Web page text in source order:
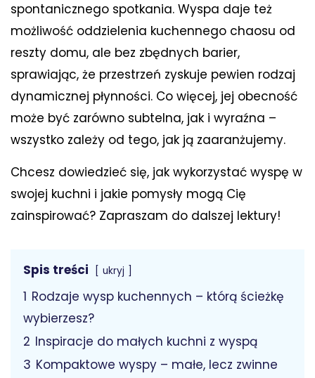
spontanicznego spotkania. Wyspa daje też
możliwość oddzielenia kuchennego chaosu od
reszty domu, ale bez zbędnych barier,
sprawiając, że przestrzeń zyskuje pewien rodzaj
dynamicznej płynności. Co więcej, jej obecność
może być zarówno subtelna, jak i wyraźna –
wszystko zależy od tego, jak ją zaaranżujemy.
Chcesz dowiedzieć się, jak wykorzystać wyspę w
swojej kuchni i jakie pomysły mogą Cię
zainspirować? Zapraszam do dalszej lektury!
Spis treści ukryj
1 Rodzaje wysp kuchennych – którą ścieżkę
wybierzesz?
2 Inspiracje do małych kuchni z wyspą
3 Kompaktowe wyspy – małe, lecz zwinne